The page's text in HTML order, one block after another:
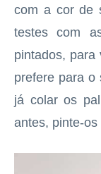
com a cor de
testes com
pintados, para
prefere para o
já colar os
antes, pinte-